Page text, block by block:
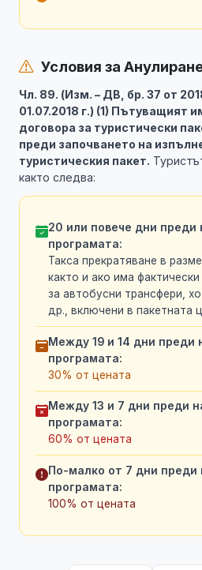
Условия за
Чл. 89. (Изм. – ДВ, бр. 37 от
01.07.2018 г.) (1) Пътуващият
договора за туристически
преди започването на
туристическия пакет.
както следва:
20 или повече дни преди
програмата:
Такса прекратяване в
както и ако има
за автобусни трансфери,
др., включени в пакетната
Между 19 и 14 дни преди
програмата:
30% от цената
Между 13 и 7 дни преди
програмата:
60% от цената
По-малко от 7 дни преди
програмата:
100% от цената